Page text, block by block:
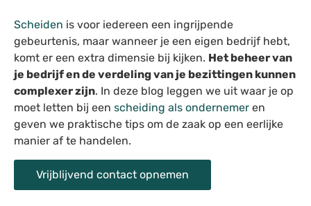
Scheiden is voor iedereen een ingrijpende
gebeurtenis, maar wanneer je een eigen bedrijf hebt,
komt er een extra dimensie bij kijken. Het beheer van
je bedrijf en de verdeling van je bezittingen kunnen
complexer zijn. In deze blog leggen we uit waar je op
moet letten bij een scheiding als ondernemer en
geven we praktische tips om de zaak op een eerlijke
manier af te handelen.
Vrijblijvend contact opnemen